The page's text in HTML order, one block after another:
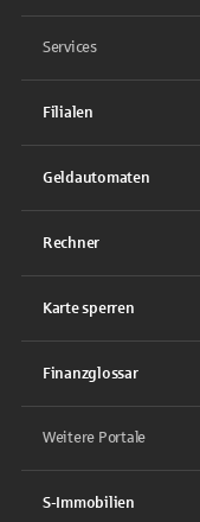
Services
Filialen
Geldautomaten
Rechner
Karte sperren
Finanzglossar
Weitere Portale
S-Immobilien